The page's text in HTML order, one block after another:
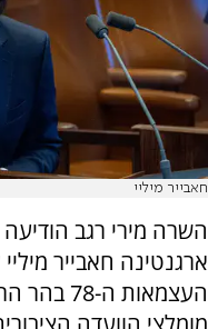
חאבייר מיליי
השרה מירי רגב
ארגנטינה חאבייר